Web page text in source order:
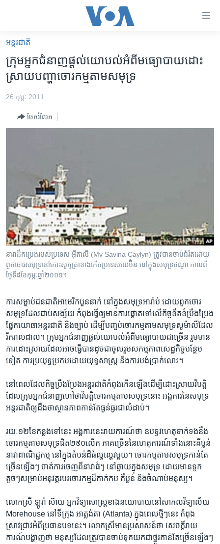
គេហទំព័រ​
ទាក់ទង
រំលង​
និង​
ព័ត៌មាន​​
ទំព័រ​
សម្ព័ន្ធ​
រំលង​
និង​
ចូល​
ទៅ​
ទំព័រ​
ស្វែង​
រក
អន្តរជាតិ
ហេឡូវីអូអេ
ទូរទស្សន៍ / វីដេអូ​
វិទ្យុ / ផតខាសថ៍
កម្មវិធីទាំងអស់
Khmer English
បណ្តាញ​សង្គម
ភាសា
អន្តរជាតិ
ក្រុម​អ្នក​ជំនាញ​ផ្តល់​យោបល់​អំពី​មធ្យោបាយ​ដោះ
ស្រាយ​បញ្ហាចោរកម្ម​តាម​សមុទ្រ​
26 កុម្ភៈ 2011
ចែករំលែក
នាវាដឹកប្រេងរបស់ប្រទេស អ៊ីតាលី (Mv Savina Caylyn) ត្រូវ​បាន​ចាប់​ជំរិត​ដោយ​
ពួក​ចោរ​សមុទ្រ​នៅ​កោះ​សូកូត្រា​ខាង​កើត​ប្រទេសយេម៊ិន នៅក្នុងសមុទ្រឥណ្ឌា កាលពី
ថ្ងៃទី៨ខែកុម្ភៈ​ឆ្នាំ​២០១១។
ការ​សម្លាប់​ជនជាតិ​អាមេរិក​បួន​នាក់ នៅ​ក្នុង​សមុទ្រ​អារ៉ាប់​ ដោយ​ពួក​ចោរ​
សមុទ្រ​ដែល​ជាប់​សង្ស័យ កំពុង​ធ្វើ​ឲ្យ​មាន​ការ​ផ្តោត​ទៅ​លើ​កិច្ច​ខឹតខំ​ប្រឹងប្រែង​
ផ្នែក​យោធា​អន្តរជាតិ និង​ច្បាប់​ ដើម្បី​បញ្ចប់​ចោរកម្ម​តាម​សមុទ្រ​សូម៉ាលី​ដែល​
រីក​រាលដាល។ ក្រុម​អ្នក​ជំនាញ​ផ្តល់​យោបល់​អំពី​មធ្យោបាយ​ជាច្រើន​ រួម​មាន​
ការ​ដោះស្រាយ​ដែល​អាច​ធ្វើ​បាន​ដូចជា​ចូលរួម​សកម្មភាព​សេដ្ឋកិច្ច​បន្ថែម​
ទៀត ការ​ប្រយុទ្ធ​ប្រកប​ដោយ​យុទ្ធសាស្ត្រ​ និង​ការ​បង់​ប្រាក់​លោះ។
នៅ​ពេល​ដែល​កិច្ច​ប្រឹងប្រែង​អន្តរជាតិ​កំពុង​កើន​ឡើង​ដើម្បី​ដោះស្រាយ​វិបត្តិ​
ដែល​ក្រុម​អ្នក​ជំនាញ​ហៅ​ថា​វិបត្តិ​ចោរកម្ម​តាម​សមុទ្រ​នោះ​ អង្គការ​នៃ​សមុទ្រ​
អន្តរជាតិ​ឲ្យ​ដឹង​ថា​ស្ថានភាព​កាន់​តែ​ធ្ងន់ធ្ងរ​ជា​លំដាប់។
រយៈ​១២​ខែ​កន្លង​ទៅ​នេះ​ អង្គការ​នេះ​រាយការណ៍​ថា​ ឧបទ្ទវហេតុ​ទាក់ទង​នឹង​
ចោរកម្ម​តាម​សមុទ្រ​ជិត​២៩០​លើក​ ភាគច្រើន​នៃ​ហេតុការណ៍​ទាំង​នោះ​គឺ​ប្លន់​
នាវា​ពាណិជ្ជកម្ម​ នៅ​ក្នុង​តំបន់​ដ៏ធំល្ហល្ហេវ​មួយ។​ ចោរកម្ម​តាម​សមុទ្រ​កាន់​តែ​
ច្រើន​ឡើងៗ​ ចាត់ការ​ចេញ​ពី​នាវា​ធំៗ​ នៅ​ឆ្ងាយ​ក្នុង​សមុទ្រ​ ដោយ​មាន​ទូក​
តូចៗ​សម្រាប់​អនុវត្ត​របរ​ចោរកម្ម​ដ៏​កាក់កប​ គឺ​ប្លន់​ និង​ចំណាប់មនុស្ស។
លោកស្រី​ ឡូរ៉ា​ ស៊ាយ​ អ្នក​វិទ្យាសាស្ត្រ​ខាង​នយោបាយ​នៅ​សាកល​វិទ្យាល័យ​
Morehouse​ នៅ​ទីក្រុង អាត្លង់តា (Atlanta)​ ក្នុង​ពេល​ថ្មីៗ​នេះ​ កំពុង​
ស្រាវជ្រាវ​អំពី​ប្រធានបទ​នេះ។​ លោកស្រី​មាន​ប្រសាសន៍​ថា​ សេចក្តី​រាយ
ការណ៍​បង្ហាញ​ថា មនុស្ស​ដែល​ត្រូវ​បាន​ចាប់​ទុក​យក​ជា​ថ្នូរ​កាន់​តែ​ច្រើន​ឡើងៗ​